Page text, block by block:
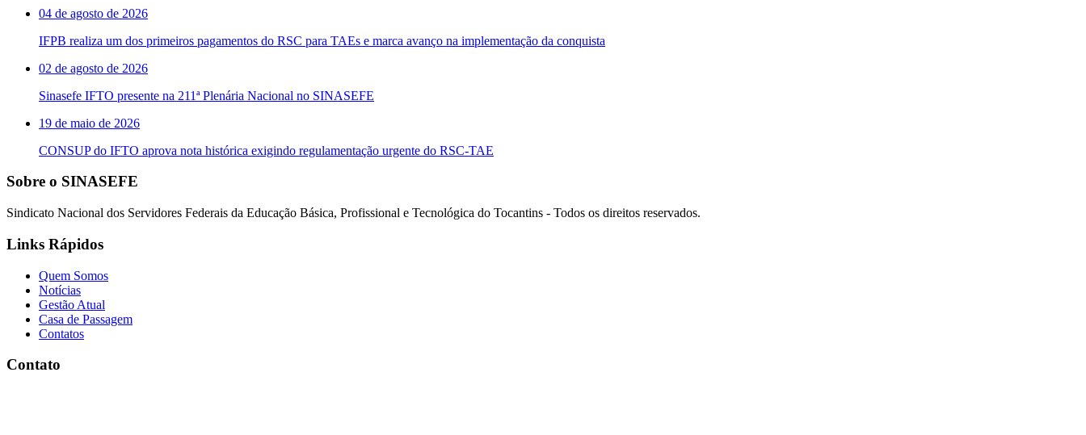
04 de agosto de 2026
IFPB realiza um dos primeiros pagamentos do RSC para TAEs e marca avanço na implementação da conquista
02 de agosto de 2026
Sinasefe IFTO presente na 211ª Plenária Nacional no SINASEFE
19 de maio de 2026
CONSUP do IFTO aprova nota histórica exigindo regulamentação urgente do RSC-TAE
Sobre o SINASEFE
Sindicato Nacional dos Servidores Federais da Educação Básica, Profissional e Tecnológica do Tocantins - Todos os direitos reservados.
Links Rápidos
Quem Somos
Notícias
Gestão Atual
Casa de Passagem
Contatos
Contato